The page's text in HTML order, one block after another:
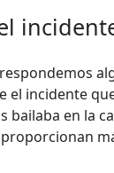
el incidente
bailaba en la